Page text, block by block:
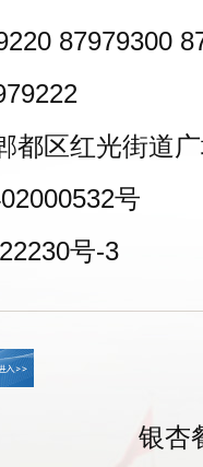
87979300
都区红光街道
号
号-3
银杏